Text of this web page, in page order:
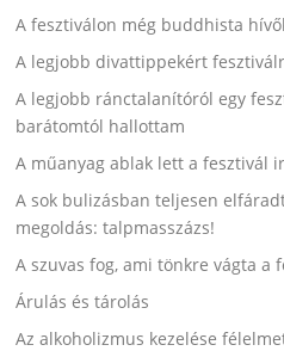
A fesztiválon még buddhista
A legjobb divattippekért
A legjobb ránctalanítóról egy
barátomtól hallottam
A műanyag ablak lett a fesztivál
A sok bulizásban teljesen
megoldás: talpmasszázs!
A szuvas fog, ami tönkre vágta a
Árulás és tárolás
Az alkoholizmus kezelése